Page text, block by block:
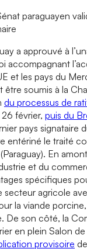
paraguayen
a approuvé à
accompagnant
et les pays du
être soumis à la
du processus de
février, puis du
pays signataire
entériné le traité
En
et du
spécifiques
secteur agricole
la viande
De son côté, la
en plein Salon de
provisoire